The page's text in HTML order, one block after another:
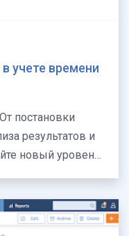
учете времени
результатов и
новый уровень